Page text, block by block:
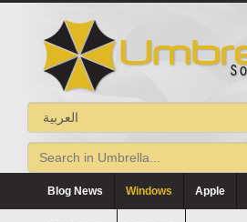
Blog News Windows Apple